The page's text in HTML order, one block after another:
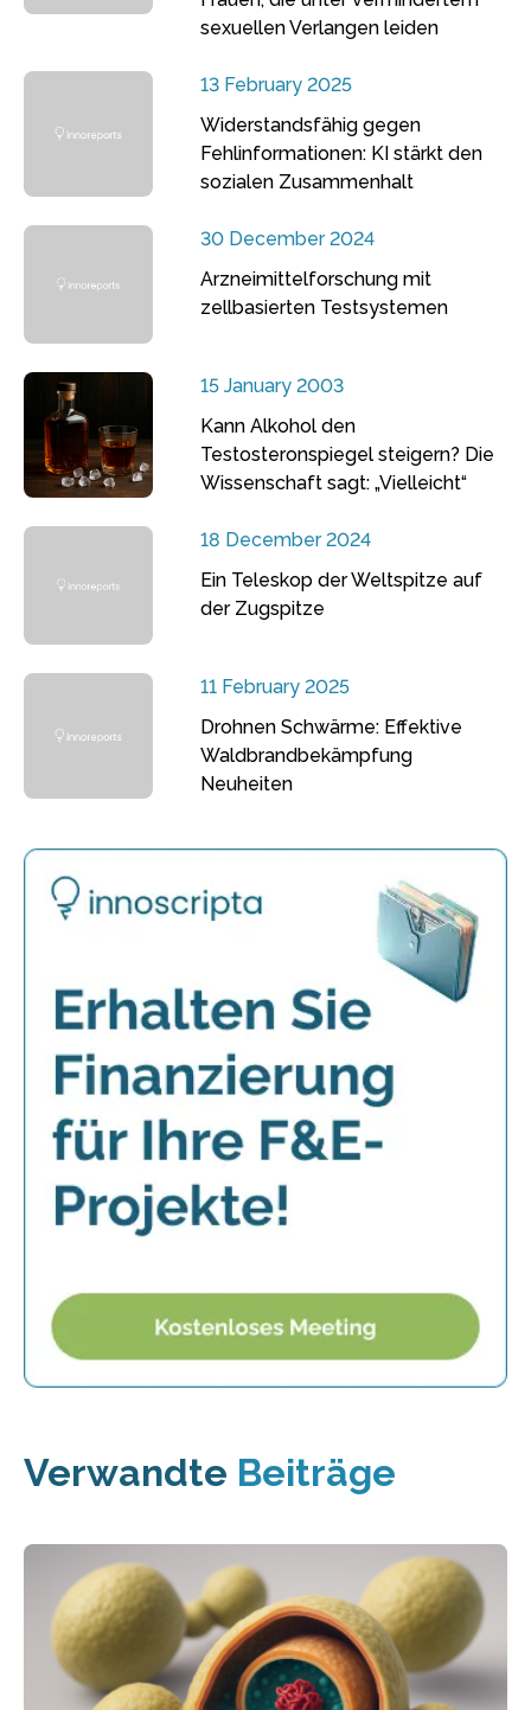
sexuellen Verlangen leiden
13 February 2025
Widerstandsfähig gegen
Fehlinformationen: KI stärkt den
sozialen Zusammenhalt
30 December 2024
Arzneimittelforschung mit
zellbasierten Testsystemen
15 January 2003
Kann Alkohol den
Testosteronspiegel steigern? Die
Wissenschaft sagt: „Vielleicht“
18 December 2024
Ein Teleskop der Weltspitze auf
der Zugspitze
11 February 2025
Drohnen Schwärme: Effektive
Waldbrandbekämpfung
Neuheiten
Verwandte Beiträge